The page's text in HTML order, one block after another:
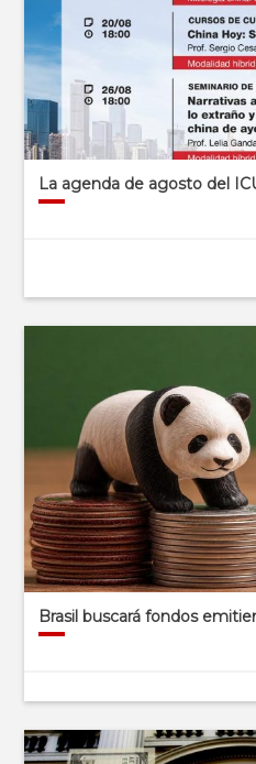
La agenda de agosto del
Brasil buscará fondos